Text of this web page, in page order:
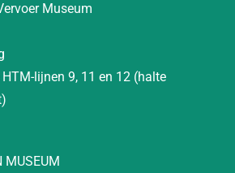
Museum
lijnen 9, 11 en 12 (halte
MUSEUM